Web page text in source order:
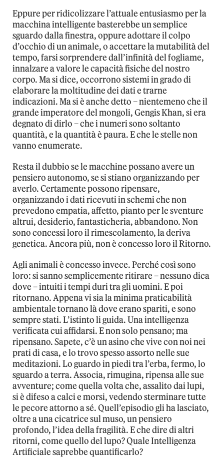
Eppure per ridicolizzare l’attuale entusiasmo per la
macchina intelligente basterebbe un semplice
sguardo dalla finestra, oppure adottare il colpo
d’occhio di un animale, o accettare la mutabilità del
tempo, farsi sorprendere dall’infinità del fogliame,
innalzare a valore le capacità fisiche del nostro
corpo. Ma si dice, occorrono sistemi in grado di
elaborare la moltitudine dei dati e trarne
indicazioni. Ma si è anche detto – nientemeno che il
grande imperatore del mongoli, Gengis Khan, si era
degnato di dirlo – che i numeri sono soltanto
quantità, e la quantità è paura. E che le stelle non
vanno enumerate.
Resta il dubbio se le macchine possano avere un
pensiero autonomo, se si stiano organizzando per
averlo. Certamente possono ripensare,
organizzando i dati ricevuti in schemi che non
prevedono empatia, affetto, pianto per le sventure
altrui, desiderio, fantasticheria, abbandono. Non
sono concessi loro il rimescolamento, la deriva
genetica. Ancora più, non è concesso loro il Ritorno.
Agli animali è concesso invece. Perché così sono
loro: si sanno semplicemente ritirare – nessuno dica
dove – intuiti i tempi duri tra gli uomini. E poi
ritornano. Appena vi sia la minima praticabilità
ambientale tornano là dove erano spariti, e sono
sempre stati. L’istinto li guida. Una intelligenza
verificata cui affidarsi. E non solo pensano; ma
ripensano. Sapete, c’è un asino che vive con noi nei
prati di casa, e lo trovo spesso assorto nelle sue
meditazioni. Lo guardo in piedi tra l’erba, fermo, lo
sguardo a terra. Associa, rimugina, ripensa alle sue
avventure; come quella volta che, assalito dai lupi,
si è difeso a calci e morsi, vedendo sterminare tutte
le pecore attorno a sé. Quell’episodio gli ha lasciato,
oltre a una cicatrice sul muso, un pensiero
profondo, l’idea della fragilità. E che dire di altri
ritorni, come quello del lupo? Quale Intelligenza
Artificiale saprebbe quantificarlo?